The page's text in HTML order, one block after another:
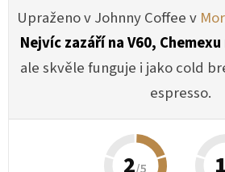
Upraženo v Johnny Coffee v
Nejvíc zazáří na V60,
ale skvěle funguje i jako cold
espresso.